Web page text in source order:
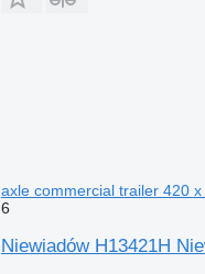
axle commercial trailer 420
6
Niewiadów H13421H